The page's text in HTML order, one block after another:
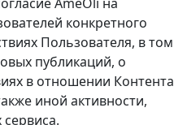
конкретного
Пользователя, в том
публикаций, о
в отношении Контента
иной активности,